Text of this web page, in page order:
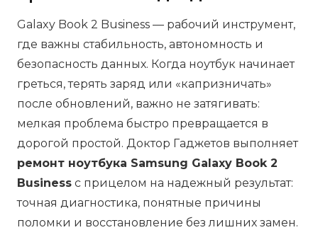
Galaxy Book 2 Business — рабочий инструмент,
где важны стабильность, автономность и
безопасность данных. Когда ноутбук начинает
греться, терять заряд или «капризничать»
после обновлений, важно не затягивать:
мелкая проблема быстро превращается в
дорогой простой. Доктор Гаджетов выполняет
ремонт ноутбука Samsung Galaxy Book 2
Business с прицелом на надежный результат:
точная диагностика, понятные причины
поломки и восстановление без лишних замен.